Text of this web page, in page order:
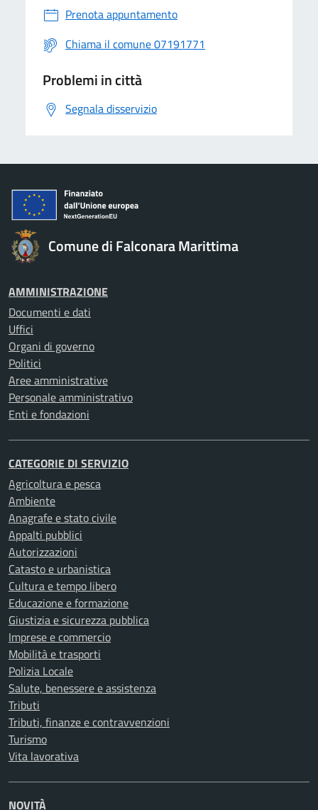
Prenota appuntamento
Chiama il comune 07191771
Problemi in città
Segnala disservizio
Comune di Falconara Marittima
AMMINISTRAZIONE
Documenti e dati
Uffici
Organi di governo
Politici
Aree amministrative
Personale amministrativo
Enti e fondazioni
CATEGORIE DI SERVIZIO
Agricoltura e pesca
Ambiente
Anagrafe e stato civile
Appalti pubblici
Autorizzazioni
Catasto e urbanistica
Cultura e tempo libero
Educazione e formazione
Giustizia e sicurezza pubblica
Imprese e commercio
Mobilità e trasporti
Polizia Locale
Salute, benessere e assistenza
Tributi
Tributi, finanze e contravvenzioni
Turismo
Vita lavorativa
NOVITÀ